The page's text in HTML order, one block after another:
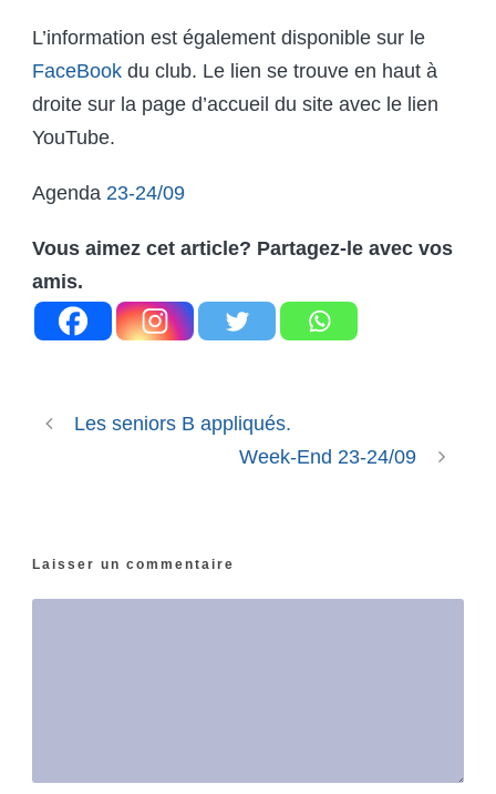
L’information est également disponible sur le
FaceBook du club. Le lien se trouve en haut à
droite sur la page d’accueil du site avec le lien
YouTube.
Agenda 23-24/09
Vous aimez cet article? Partagez-le avec vos
amis.
Les seniors B appliqués.
Week-End 23-24/09
Laisser un commentaire